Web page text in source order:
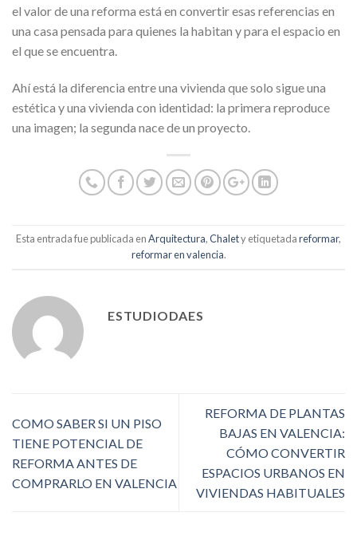
el valor de una reforma está en convertir esas referencias en
una casa pensada para quienes la habitan y para el espacio en
el que se encuentra.
Ahí está la diferencia entre una vivienda que solo sigue una
estética y una vivienda con identidad: la primera reproduce
una imagen; la segunda nace de un proyecto.
Esta entrada fue publicada enArquitectura,Chalety etiquetadareformar,
reformar en valencia.
ESTUDIODAES
COMO SABER SI UN PISO
TIENE POTENCIAL DE
REFORMA ANTES DE
COMPRARLO EN VALENCIA
REFORMA DE PLANTAS
BAJAS EN VALENCIA:
CÓMO CONVERTIR
ESPACIOS URBANOS EN
VIVIENDAS HABITUALES